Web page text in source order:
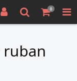
0
ruban